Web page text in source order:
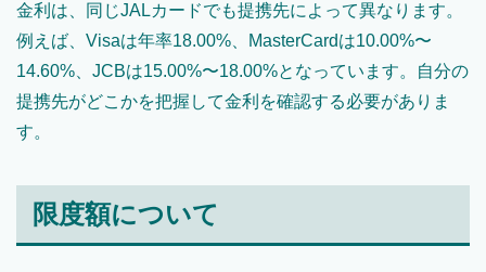
金利は、同じJALカードでも提携先によって異なります。
例えば、Visaは年率18.00%、MasterCardは10.00%〜
14.60%、JCBは15.00%〜18.00%となっています。自分の
提携先がどこかを把握して金利を確認する必要がありま
す。
限度額について